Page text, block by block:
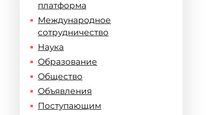
платформа
Международное
сотрудничество
Наука
Образование
Общество
Объявления
Поступающим